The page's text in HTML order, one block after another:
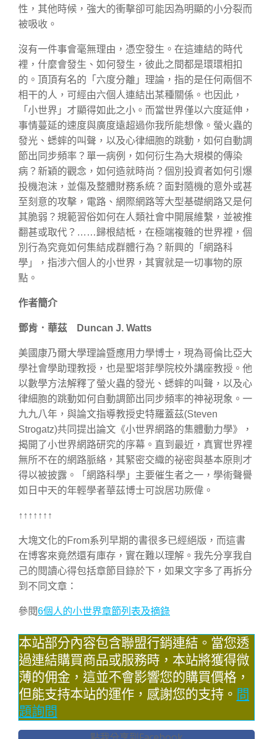
性，其他時候，強大的衝擊卻可能因為明顯的小分裂而
被吸收。
沒有一件事會毫無理由，憑空發生。在這連結的時代
裡，什麼會發生、如何發生，彼此之間都是環環相扣
的。頂頂有名的「六度分離」理論，指的是任何兩個不
相干的人，可經由六個人連結出某種關係。也因此，
「小世界」才顯得如此之小。而當世界僅以六度延伸，
事情蔓延的速度與廣度遠超過你我所能想像。螢火蟲的
發光、蟋蟀的叫聲，以及心律細胞的跳動，如何自動調
節出同步頻率？單一病例，如何衍生為大規模的傳染
病？新穎的觀念，如何造就時尚？個別投資者如何引爆
投機泡沫，並傷及整體財務系統？面對隨機的意外或甚
至刻意的攻擊，電路、網際網路等大型基礎網路又是何
其脆弱？規範習俗如何在人類社會中開展維繫，並被推
翻甚或取代？……歸根結柢，在極端複雜的世界裡，個
別行為究竟如何集結成群體行為？新興的「網路科
學」，指涉六個人的小世界，其實就是一切事物的原
點。
作者簡介
鄧肯．華茲 Duncan J. Watts
美國康乃爾大學理論暨應用力學博士，現為哥倫比亞大
學社會學助理教授，也是聖塔菲學院校外講座教授。他
以數學方法解釋了螢火蟲的發光、蟋蟀的叫聲，以及心
律細胞的跳動如何自動調節出同步頻率的神祕現象。一
九九八年，與論文指導教授史特羅蓋茲(Steven
Strogatz)共同提出論文《小世界網路的集體動力學》，
揭開了小世界網路研究的序幕。直到最近，真實世界裡
無所不在的網路脈絡，其緊密交織的祕密與基本原則才
得以被披露。「網路科學」主要催生者之一，學術聲譽
如日中天的年輕學者華茲博士可說居功厥偉。
↑↑↑↑↑↑↑
大塊文化的From系列早期的書很多已經絕版，而這書
在博客來竟然還有庫存，實在難以理解。我先分享我自
己的閱讀心得包括章節目錄於下，如果文字多了再拆分
到不同文章：
參閱6個人的小世界章節列表及摘錄
本站部分內容包含聯盟行銷連結。當您透
過連結購買商品或服務時，本站將獲得微
薄的佣金，這並不會影響您的購買價格，
但能支持本站的運作，感謝您的支持。 問
題詢問